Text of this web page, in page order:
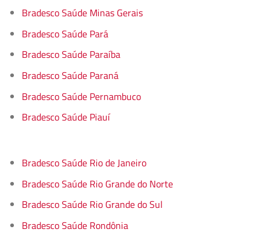
Bradesco Saúde Minas Gerais
Bradesco Saúde Pará
Bradesco Saúde Paraíba
Bradesco Saúde Paraná
Bradesco Saúde Pernambuco
Bradesco Saúde Piauí
Bradesco Saúde Rio de Janeiro
Bradesco Saúde Rio Grande do Norte
Bradesco Saúde Rio Grande do Sul
Bradesco Saúde Rondônia